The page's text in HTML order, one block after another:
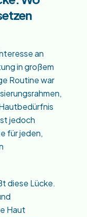
an
in großem
Routine war
jedoch
für jeden,
diese Lücke.
Haut